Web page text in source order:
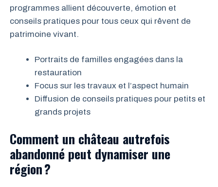
programmes allient découverte, émotion et
conseils pratiques pour tous ceux qui rêvent de
patrimoine vivant.
Portraits de familles engagées dans la
restauration
Focus sur les travaux et l’aspect humain
Diffusion de conseils pratiques pour petits et
grands projets
Comment un château autrefois
abandonné peut dynamiser une
région ?